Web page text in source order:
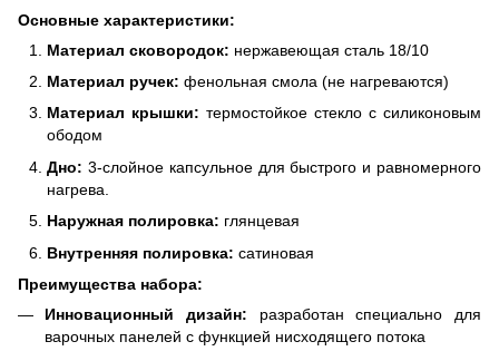
Основные характеристики:
Материал сковородок: нержавеющая сталь 18/10
Материал ручек: фенольная смола (не нагреваются)
Материал крышки: термостойкое стекло с силиконовым
ободом
Дно: 3-слойное капсульное для быстрого и равномерного
нагрева.
Наружная полировка: глянцевая
Внутренняя полировка: сатиновая
Преимущества набора:
Инновационный дизайн: разработан специально для
варочных панелей с функцией нисходящего потока